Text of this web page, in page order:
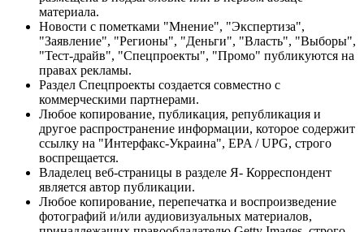
материала.
Новости с пометками "Мнение", "Экспертиза",
"Заявление", "Регионы", "Деньги", "Власть", "Выборы",
"Тест-драйв", "Спецпроекты", "Промо" публикуются на
правах рекламы.
Раздел Спецпроекты создается совместно с
коммерческими партнерами.
Любое копирование, публикация, републикация и
другое распространение информации, которое содержит
ссылку на "Интерфакс-Украина", EPA / UPG, строго
воспрещается.
Владелец веб-страницы в разделе Я- Корреспондент
является автор публикации.
Любое копирование, перепечатка и воспроизведение
фотографий и/или аудиовизуальных материалов,